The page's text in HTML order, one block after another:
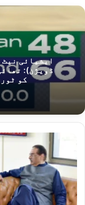
ڈویژن):
کو
ل
د
ح
س
ی